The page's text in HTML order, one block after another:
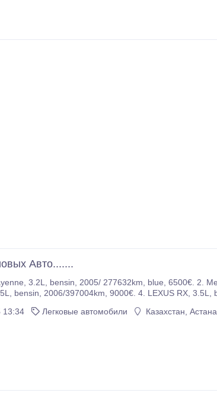
Авто.......
2003/307204km, 7000€. 3. MB -
13:34
Легковые автомобили Казахстан, Астана